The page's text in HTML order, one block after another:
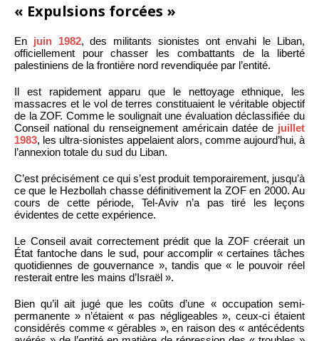
« Expulsions forcées »
En juin 1982, des militants sionistes ont envahi le Liban,
officiellement pour chasser les combattants de la liberté
palestiniens de la frontière nord revendiquée par l’entité.
Il est rapidement apparu que le nettoyage ethnique, les
massacres et le vol de terres constituaient le véritable objectif
de la ZOF. Comme le soulignait une évaluation déclassifiée du
Conseil national du renseignement américain datée de juillet
1983, les ultra-sionistes appelaient alors, comme aujourd’hui, à
l’annexion totale du sud du Liban.
C’est précisément ce qui s’est produit temporairement, jusqu’à
ce que le Hezbollah chasse définitivement la ZOF en 2000. Au
cours de cette période, Tel-Aviv n’a pas tiré les leçons
évidentes de cette expérience.
Le Conseil avait correctement prédit que la ZOF créerait un
État fantoche dans le sud, pour accomplir « certaines tâches
quotidiennes de gouvernance », tandis que « le pouvoir réel
resterait entre les mains d’Israël ».
Bien qu’il ait jugé que les coûts d’une « occupation semi-
permanente » n’étaient « pas négligeables », ceux-ci étaient
considérés comme « gérables », en raison des « antécédents